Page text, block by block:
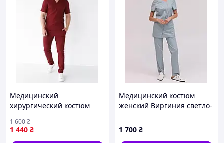
Есть вопросы?
Напишите нам на Viber
Медицинский
хирургический костюм
1 440 ₴
1 600₴
Медицинский костюм
женский Виргиния светло-
1 700 ₴